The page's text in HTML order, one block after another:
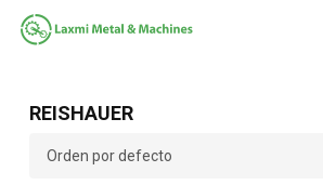
Saltar
REISHAUER